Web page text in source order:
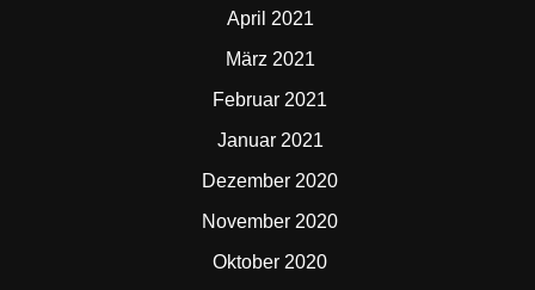
April 2021
März 2021
Februar 2021
Januar 2021
Dezember 2020
November 2020
Oktober 2020